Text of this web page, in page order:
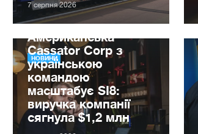
7 серпня 2026
НОВИНИ
Американська
Cassator Corp з
українською
командою
масштабує SI8:
виручка компанії
сягнула $1,2 млн